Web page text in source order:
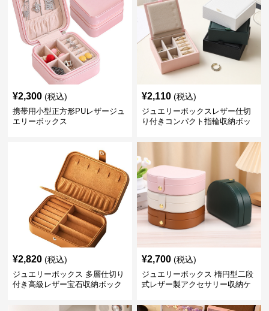
¥2,300 (税込)
携帯用小型正方形PUレザージュ
エリーボックス
¥2,110 (税込)
ジュエリーボックスレザー仕切
り付きコンパクト指輪収納ボッ
¥2,820 (税込)
ジュエリーボックス 多層仕切り
付き高級レザー宝石収納ボック
¥2,700 (税込)
ジュエリーボックス 楕円型二段
式レザー製アクセサリー収納ケ